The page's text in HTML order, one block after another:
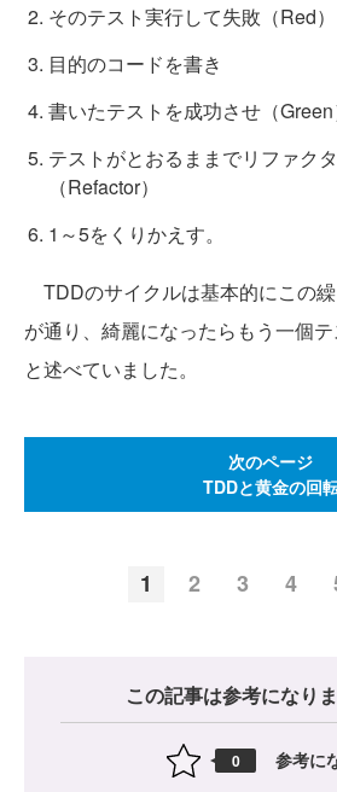
そのテスト実行して失敗（Red）
目的のコードを書き
書いたテストを成功させ（Green
テストがとおるままでリファク
（Refactor）
1～5をくりかえす。
TDDのサイクルは基本的にこの
が通り、綺麗になったらもう一個
と述べていました。
次のページ
TDDと黄金の回
1 2 3 4
この記事は参考になり
0 参考に